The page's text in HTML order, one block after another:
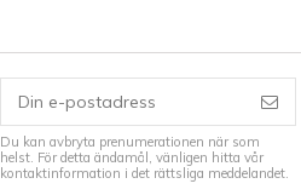
Du kan avbryta prenumerationen när som
helst. För detta ändamål, vänligen hitta vår
kontaktinformation i det rättsliga meddelandet.